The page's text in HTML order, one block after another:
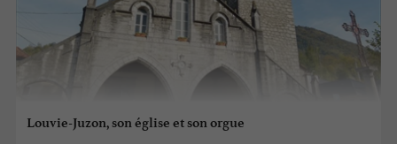
Louvie-Juzon, son église et son orgue